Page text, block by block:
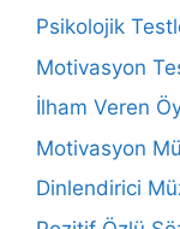
Psikolojik
Motivasyon
İlham Veren
Motivasyon
Dinlendirici